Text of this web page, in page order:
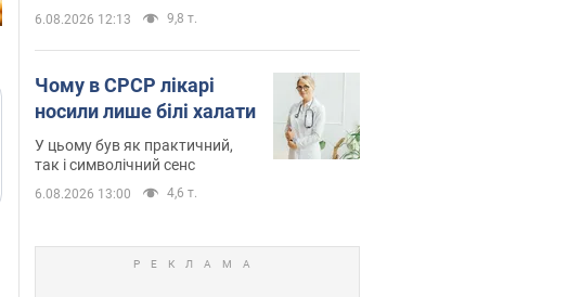
6.08.2026 12:13 9,8 т.
Чому в СРСР лікарі
носили лише білі халати
У цьому був як практичний,
так і символічний сенс
6.08.2026 13:00 4,6 т.